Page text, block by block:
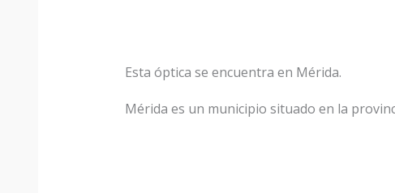
Esta óptica se encuentra en Mérida.
Mérida es un municipio situado en la